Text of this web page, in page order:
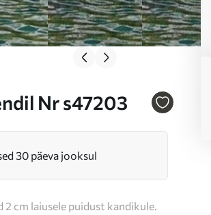
Nr s47203
30 päeva jooksul
cm laiusele puidust kandikule.